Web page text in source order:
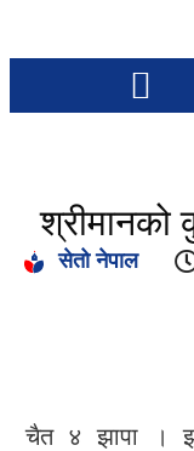
श्रीमानको
सेतो नेपाल
चैत ४ झापा ।